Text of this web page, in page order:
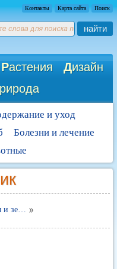
Контакты Карта сайта Поиск
найти
Растения Дизайн
рирода
и уход
Болезни и лечение
и зе…